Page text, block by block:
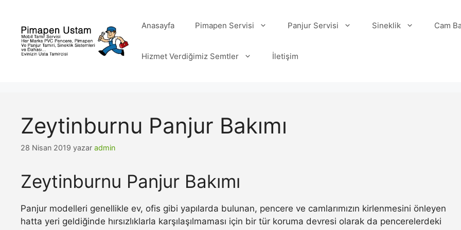
Anasayfa Pimapen Servisi Panjur Servisi Sineklik Cam
Hizmet Verdiğimiz Semtler İletişim
Zeytinburnu Panjur Bakımı
28 Nisan 2019 yazar admin
Zeytinburnu Panjur Bakımı
Panjur modelleri genellikle ev, ofis gibi yapılarda bulunan, pencere ve camlarımızın kirlenmesini önleyen
hatta yeri geldiğinde hırsızlıklarla karşılaşılmaması için bir tür koruma devresi olarak da pencerelerdeki